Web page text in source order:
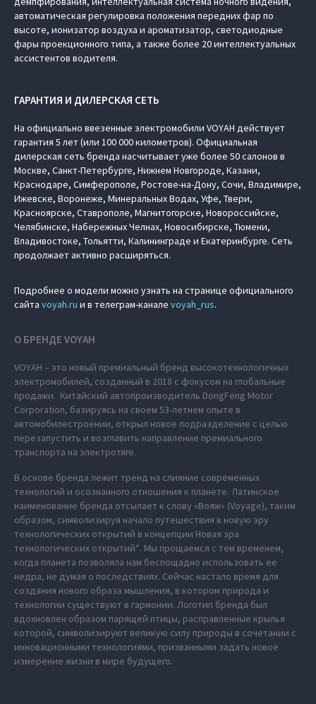
автоматическая регулировка положения передних фар по
высоте, ионизатор воздуха и ароматизатор, светодиодные
фары проекционного типа, а также более 20 интеллектуальных
ассистентов водителя.
ГАРАНТИЯ И ДИЛЕРСКАЯ СЕТЬ
На официально ввезенные электромобили VOYAH действует
гарантия 5 лет (или 100 000 километров). Официальная
дилерская сеть бренда насчитывает уже более 50 салонов в
Москве, Санкт-Петербурге, Нижнем Новгороде, Казани,
Краснодаре, Симферополе, Ростове-на-Дону, Сочи, Владимире,
Ижевске, Воронеже, Минеральных Водах, Уфе, Твери,
Красноярске, Ставрополе, Магнитогорске, Новороссийске,
Челябинске, Набережных Челнах, Новосибирске, Тюмени,
Владивостоке, Тольятти, Калининграде и Екатеринбурге. Сеть
продолжает активно расширяться.
Подробнее о модели можно узнать на странице официального
сайта voyah.ru и в телеграм-канале voyah_rus.
О БРЕНДЕ VOYAH
VOYAH – это новый премиальный бренд высокотехнологичных
электромобилей, созданный в 2018 с фокусом на глобальные
продажи. Китайский автопроизводитель DongFeng Motor
Corporation, базируясь на своем 53-летнем опыте в
автомобилестроении, открыл новое подразделение с целью
перезапустить и возглавить направление премиального
транспорта на электротяге.
В основе бренда лежит тренд на слияние современных
технологий и осознанного отношения к планете. Латинское
наименование бренда отсылает к слову «Вояж» (Voyage), таким
образом, символизируя начало путешествия в новую эру
технологических открытий в концепции Новая эра
технологических открытий*. Мы прощаемся с тем временем,
когда планета позволяла нам беспощадно использовать ее
недра, не думая о последствиях. Сейчас настало время для
создания нового образа мышления, в котором природа и
технологии существуют в гармонии. Логотип бренда был
вдохновлен образом парящей птицы, расправленные крылья
которой, символизируют великую силу природы в сочетании с
инновационными технологиями, призванными задать новое
измерение жизни в мире будущего.